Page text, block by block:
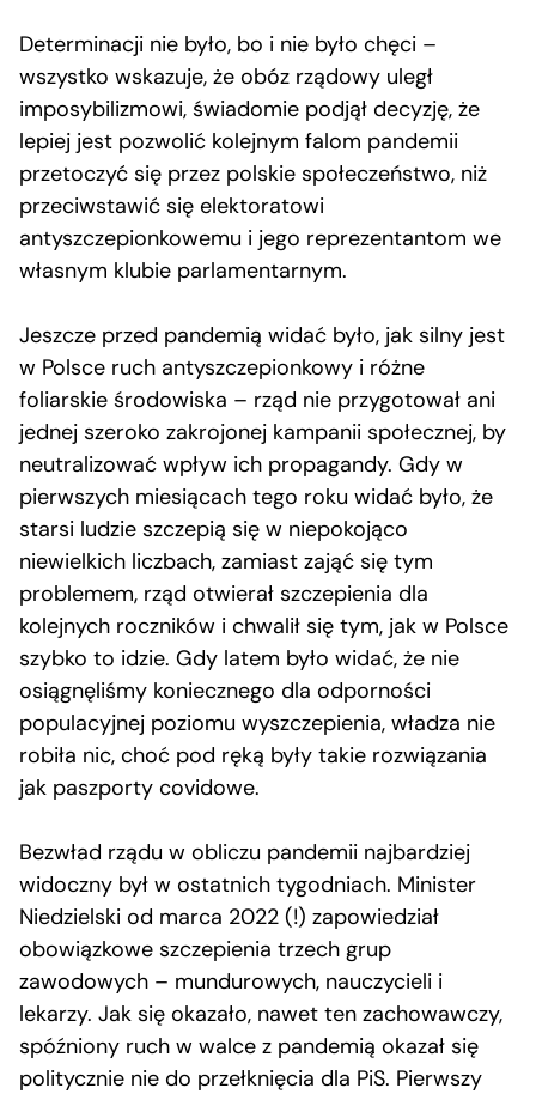
Determinacji nie było, bo i nie było chęci –
wszystko wskazuje, że obóz rządowy uległ
imposybilizmowi, świadomie podjął decyzję, że
lepiej jest pozwolić kolejnym falom pandemii
przetoczyć się przez polskie społeczeństwo, niż
przeciwstawić się elektoratowi
antyszczepionkowemu i jego reprezentantom we
własnym klubie parlamentarnym.
Jeszcze przed pandemią widać było, jak silny jest
w Polsce ruch antyszczepionkowy i różne
foliarskie środowiska – rząd nie przygotował ani
jednej szeroko zakrojonej kampanii społecznej, by
neutralizować wpływ ich propagandy. Gdy w
pierwszych miesiącach tego roku widać było, że
starsi ludzie szczepią się w niepokojąco
niewielkich liczbach, zamiast zająć się tym
problemem, rząd otwierał szczepienia dla
kolejnych roczników i chwalił się tym, jak w Polsce
szybko to idzie. Gdy latem było widać, że nie
osiągnęliśmy koniecznego dla odporności
populacyjnej poziomu wyszczepienia, władza nie
robiła nic, choć pod ręką były takie rozwiązania
jak paszporty covidowe.
Bezwład rządu w obliczu pandemii najbardziej
widoczny był w ostatnich tygodniach. Minister
Niedzielski od marca 2022 (!) zapowiedział
obowiązkowe szczepienia trzech grup
zawodowych – mundurowych, nauczycieli i
lekarzy. Jak się okazało, nawet ten zachowawczy,
spóźniony ruch w walce z pandemią okazał się
politycznie nie do przełknięcia dla PiS. Pierwszy